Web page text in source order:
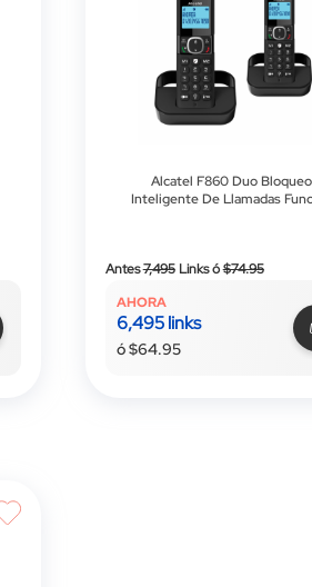
Alcatel F860 Duo Bloqueo
Inteligente De Llamadas
Precio
Antes7,495Linksó$74.95
AHORA
6,495 links
ó $64.95